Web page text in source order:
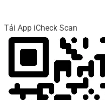
Tải App iCheck Scan